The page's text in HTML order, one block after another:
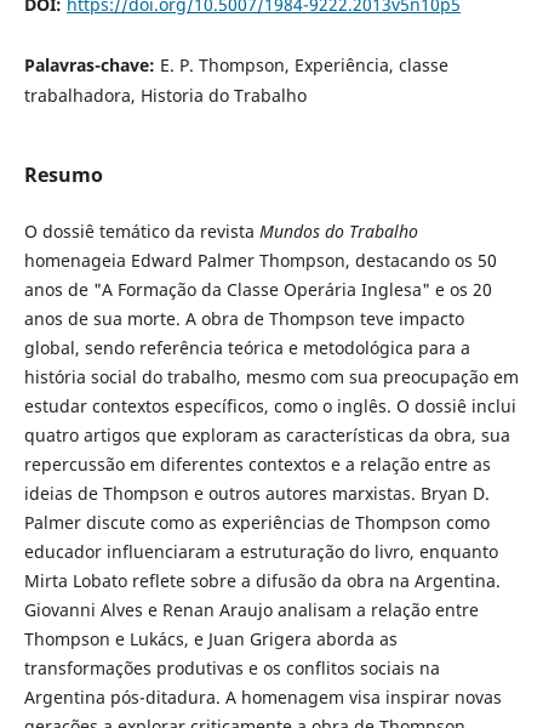
Palavras-chave: E. P. Thompson, Experiência, classe
trabalhadora, Historia do Trabalho
Resumo
O dossiê temático da revista Mundos do Trabalho
homenageia Edward Palmer Thompson, destacando os 50
anos de "A Formação da Classe Operária Inglesa" e os 20
anos de sua morte. A obra de Thompson teve impacto
global, sendo referência teórica e metodológica para a
história social do trabalho, mesmo com sua preocupação em
estudar contextos específicos, como o inglês. O dossiê inclui
quatro artigos que exploram as características da obra, sua
repercussão em diferentes contextos e a relação entre as
ideias de Thompson e outros autores marxistas. Bryan D.
Palmer discute como as experiências de Thompson como
educador influenciaram a estruturação do livro, enquanto
Mirta Lobato reflete sobre a difusão da obra na Argentina.
Giovanni Alves e Renan Araujo analisam a relação entre
Thompson e Lukács, e Juan Grigera aborda as
transformações produtivas e os conflitos sociais na
Argentina pós-ditadura. A homenagem visa inspirar novas